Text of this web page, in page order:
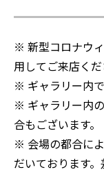
※ 新型コロナウ
用してご来店くだ
※ ギャラリー内
※ ギャラリー内
合もございます。
※ 会場の都合に
だいております